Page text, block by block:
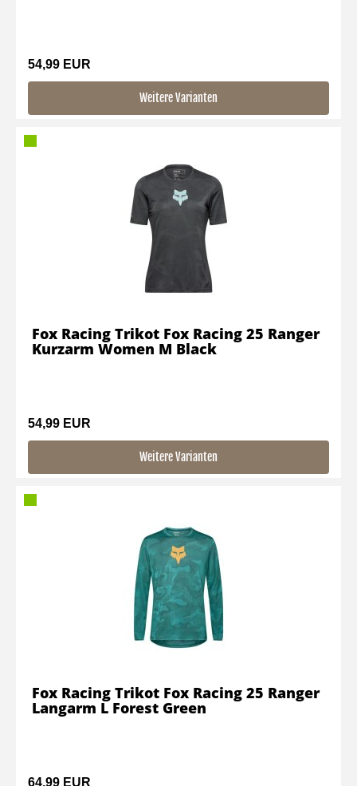
54,99 EUR
Weitere Varianten
54,99 EUR
Weitere Varianten
Fox Racing Trikot Fox Racing 25 Ranger
Kurzarm Women M Black
64,99 EUR
Fox Racing Trikot Fox Racing 25 Ranger
Langarm L Forest Green